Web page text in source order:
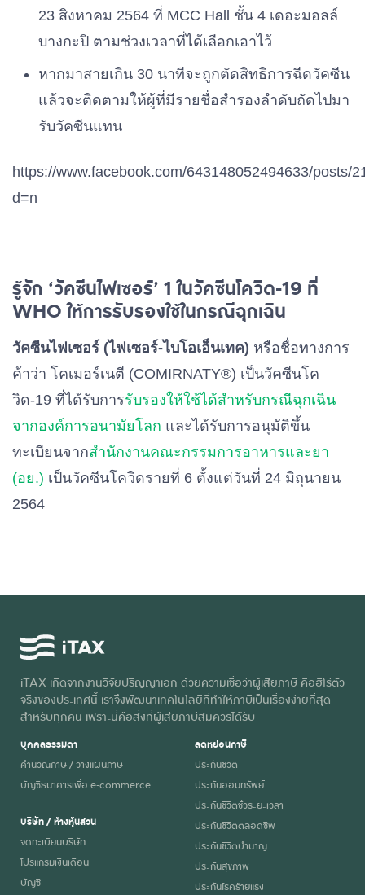
23 สิงหาคม 2564 ที่ MCC Hall ชั้น 4 เดอะมอลล์
บางกะปิ ตามช่วงเวลาที่ได้เลือกเอาไว้
หากมาสายเกิน 30 นาทีจะถูกตัดสิทธิการฉีดวัคซีน
แล้วจะติดตามให้ผู้ที่มีรายชื่อสำรองลำดับถัดไปมา
รับวัคซีนแทน
https://www.facebook.com/643148052494633/posts/
d=n
รู้จัก ‘วัคซีนไฟเซอร์’ 1 ในวัคซีนโควิด-19 ที่
WHO ให้การรับรองใช้ในกรณีฉุกเฉิน
วัคซีนไฟเซอร์ (ไฟเซอร์-ไบโอเอ็นเทค) หรือชื่อทางการ
ค้าว่า โคเมอร์เนตี (COMIRNATY®) เป็นวัคซีนโค
วิด-19 ที่ได้รับการรับรองให้ใช้ได้สำหรับกรณีฉุกเฉิน
จากองค์การอนามัยโลก และได้รับการอนุมัติขึ้น
ทะเบียนจากสำนักงานคณะกรรมการอาหารและยา
(อย.) เป็นวัคซีนโควิดรายที่ 6 ตั้งแต่วันที่ 24 มิถุนายน
2564
iTAX เกิดจากงานวิจัยปริญญาเอก ด้วยความเชื่อว่าผู้เสียภาษี คือฮีโร่ตัว
จริงของประเทศนี้ เราจึงพัฒนาเทคโนโลยีที่ทำให้ภาษีเป็นเรื่องง่ายที่สุด
สำหรับทุกคน เพราะนี่คือสิ่งที่ผู้เสียภาษีสมควรได้รับ
บุคคลธรรมดา
คำนวณภาษี / วางแผนภาษี
บัญชีธนาคารเพื่อ e-commerce
บริษัท / ห้างหุ้นส่วน
จดทะเบียนบริษัท
โปรแกรมเงินเดือน
บัญชี
ลดหย่อนภาษี
ประกันชีวิต
ประกันออมทรัพย์
ประกันชีวิตชั่วระยะเวลา
ประกันชีวิตตลอดชีพ
ประกันชีวิตบำนาญ
ประกันสุขภาพ
ประกันโรคร้ายแรง